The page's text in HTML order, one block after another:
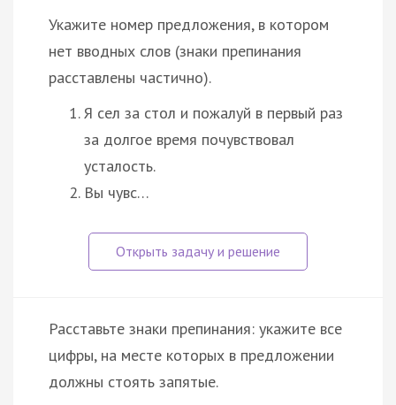
Укажите номер предложения, в котором
нет вводных слов (знаки препинания
расставлены частично).
Я сел за стол и пожалуй в первый раз
за долгое время почувствовал
усталость.
Вы чувс…
Расставьте знаки препинания: укажите все
цифры, на месте которых в предложении
должны стоять запятые.